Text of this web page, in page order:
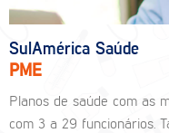
SulAmérica Saúde
PME
Planos de saúde com as
com 3 a 29 funcionários.